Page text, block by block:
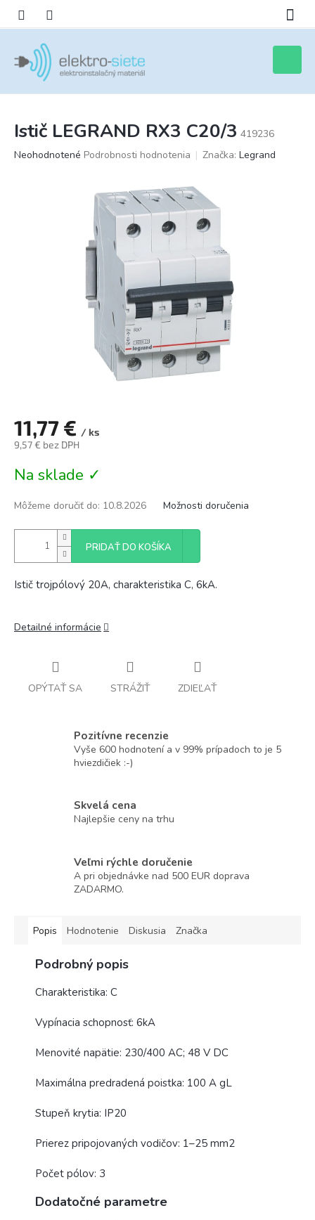
obsah
košík
Istič LEGRAND RX3 C20/3 419236
Priemerné
Neohodnotené Podrobnosti hodnotenia Značka: Legrand
11,77 € / ks
9,57 € bez DPH
cena:
Na sklade ✓
Môžeme doručiť do: 10.8.2026 Možnosti doručenia
PRIDAŤ DO KOŠÍKA
Istič trojpólový 20A, charakteristika C, 6kA.
Detailné informácie
OPÝTAŤ SA STRÁŽIŤ ZDIEĽAŤ
Pozitívne recenzie
Vyše 600 hodnotení a v 99% prípadoch to je 5
hviezdičiek :-)
Skvelá cena
Najlepšie ceny na trhu
Veľmi rýchle doručenie
A pri objednávke nad 500 EUR doprava
ZADARMO.
Popis Hodnotenie Diskusia Značka
Podrobný popis
Charakteristika: C
Vypínacia schopnosť: 6kA
Menovité napätie: 230/400 AC; 48 V DC
Maximálna predradená poistka: 100 A gL
Stupeň krytia: IP20
Prierez pripojovaných vodičov: 1–25 mm2
Počet pólov: 3
Dodatočné parametre